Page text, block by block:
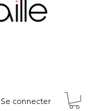
Se connecter